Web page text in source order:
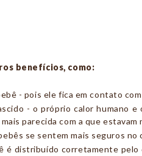
benefícios, como:
- pois ele fica em contato
- o próprio calor humano
parecida com a que estavam
se sentem mais seguros no
é distribuído corretamente